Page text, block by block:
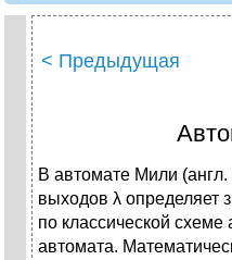
< Предыдущая
В автомате Мили (англ.
выходов λ определяет
по классической схеме
автомата.